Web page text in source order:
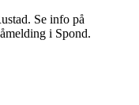
Se info på
i Spond.